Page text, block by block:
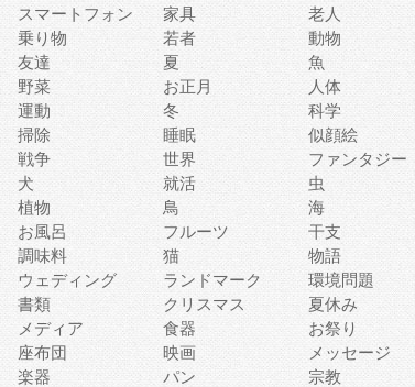
スマートフォン 家具
老人
乗り物 若者
動物
友達 夏
魚
野菜 お正月
人体
運動 冬
科学
掃除 睡眠
似顔絵
戦争 世界
ファンタジー
犬 就活
虫
植物 鳥
海
お風呂 フルーツ
干支
調味料 猫
物語
ウェディング ランドマーク
環境問題
書類 クリスマス
夏休み
メディア 食器
お祭り
座布団 映画
メッセージ
楽器 パン
宗教